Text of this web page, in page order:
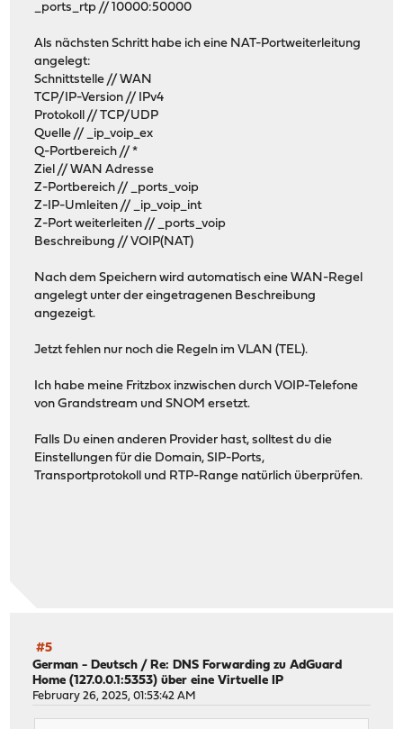
_ports_rtp // 10000:50000
Als nächsten Schritt habe ich eine NAT-Portweiterleitung
angelegt:
Schnittstelle // WAN
TCP/IP-Version // IPv4
Protokoll // TCP/UDP
Quelle // _ip_voip_ex
Q-Portbereich // *
Ziel // WAN Adresse
Z-Portbereich // _ports_voip
Z-IP-Umleiten // _ip_voip_int
Z-Port weiterleiten // _ports_voip
Beschreibung // VOIP(NAT)
Nach dem Speichern wird automatisch eine WAN-Regel
angelegt unter der eingetragenen Beschreibung
angezeigt.
Jetzt fehlen nur noch die Regeln im VLAN (TEL).
Ich habe meine Fritzbox inzwischen durch VOIP-Telefone
von Grandstream und SNOM ersetzt.
Falls Du einen anderen Provider hast, solltest du die
Einstellungen für die Domain, SIP-Ports,
Transportprotokoll und RTP-Range natürlich überprüfen.
#5
German - Deutsch / Re: DNS Forwarding zu AdGuard
Home (127.0.0.1:5353) über eine Virtuelle IP
February 26, 2025, 01:53:42 AM